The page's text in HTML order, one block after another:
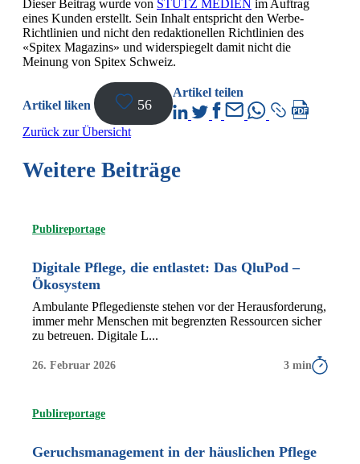
Dieser Beitrag wurde von STUTZ MEDIEN im Auftrag
eines Kunden erstellt. Sein Inhalt entspricht den Werbe-
Richtlinien und nicht den redaktionellen Richtlinien des
«Spitex Magazins» und widerspiegelt damit nicht die
Meinung von Spitex Schweiz.
Artikel liken 56
Artikel teilen
Zurück zur Übersicht
Weitere Beiträge
Publireportage
Digitale Pflege, die entlastet: Das QluPod –
Ökosystem
Ambulante Pflegedienste stehen vor der Herausforderung,
immer mehr Menschen mit begrenzten Ressourcen sicher
zu betreuen. Digitale L...
26. Februar 2026 3 min
Publireportage
Geruchsmanagement in der häuslichen Pflege